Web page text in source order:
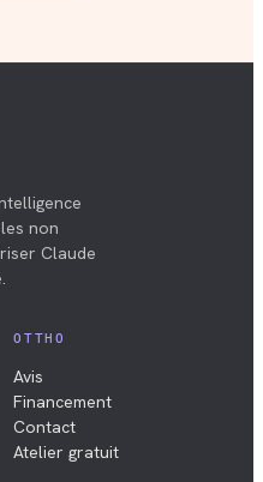
non
Claude
OTTHO
Avis
Financement
Contact
Atelier gratuit